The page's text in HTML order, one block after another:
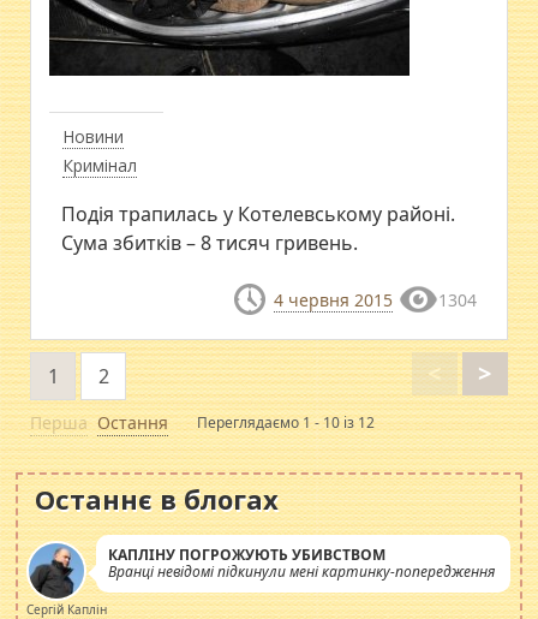
Новини
Кримінал
Подія трапилась у Котелевському районі.
Сума збитків – 8 тисяч гривень.
4 червня 2015 1304
Перша
<
1 2 >
Остання Переглядаємо 1 - 10 із 12
Останнє в блогах
КАПЛІНУ ПОГРОЖУЮТЬ УБИВСТВОМ
Вранці невідомі підкинули мені картинку-попередження
Сергій Каплін